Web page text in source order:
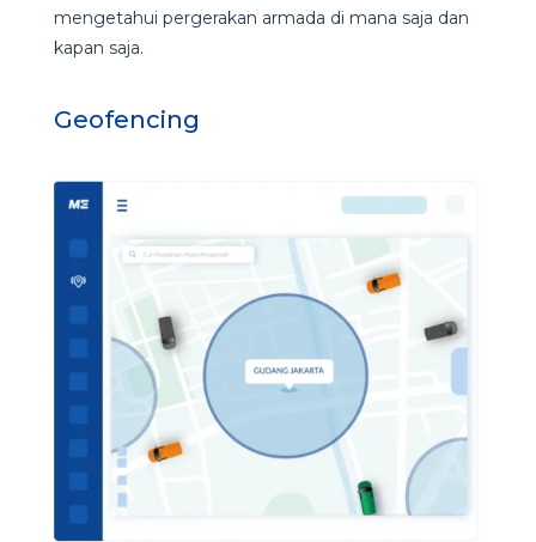
mengetahui pergerakan armada di mana saja dan
kapan saja.
Geofencing